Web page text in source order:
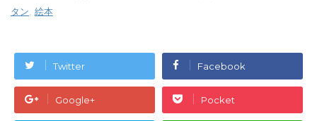
タン, 絵本
Twitter Facebook
Google+ Pocket